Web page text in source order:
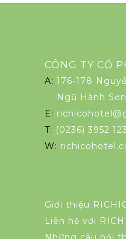
CÔNG TY CỔ
A: 176-178
Ngũ Hành
E:
T: (0236) 3952 123
W:
Giới thiệu
Liên hệ với